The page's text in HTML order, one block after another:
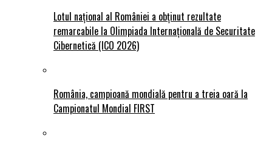
Lotul național al României a obținut rezultate
remarcabile la Olimpiada Internațională de Securitate
Cibernetică (ICO 2026)
România, campioană mondială pentru a treia oară la
Campionatul Mondial FIRST